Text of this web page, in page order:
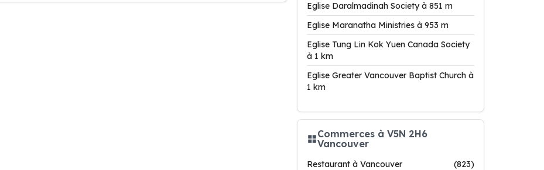
Eglise Daralmadinah Society à 851 m
Eglise Maranatha Ministries à 953 m
Eglise Tung Lin Kok Yuen Canada Society
à 1 km
Eglise Greater Vancouver Baptist Church à
1 km
Commerces à V5N 2H6
Vancouver
Restaurant à Vancouver
(823)